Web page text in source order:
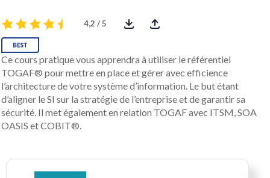
4,2 / 5
Ce cours pratique vous apprendra à utiliser le référentiel
TOGAF® pour mettre en place et gérer avec efficience
l’architecture de votre système d’information. Le but étant
d’aligner le SI sur la stratégie de l’entreprise et de garantir sa
sécurité. Il met également en relation TOGAF avec ITSM, SOA
OASIS et COBIT®.